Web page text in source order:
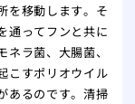
を移動します。そ
通ってフンと共に
ラ菌、大腸菌、
こすポリオウイル
あるのです。清掃